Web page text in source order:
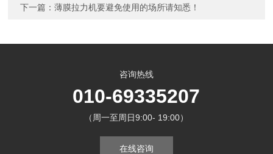
下一篇：薄膜拉力机要避免使用的场所请知悉！
咨询热线
010-69335207
（周一至周日9:00- 19:00）
在线咨询